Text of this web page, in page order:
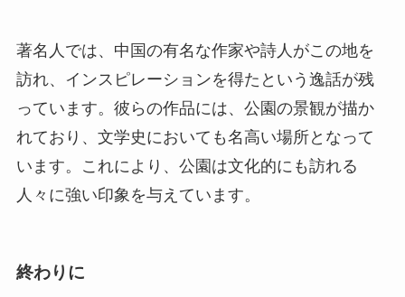
著名人では、中国の有名な作家や詩人がこの地を
訪れ、インスピレーションを得たという逸話が残
っています。彼らの作品には、公園の景観が描か
れており、文学史においても名高い場所となって
います。これにより、公園は文化的にも訪れる
人々に強い印象を与えています。
終わりに